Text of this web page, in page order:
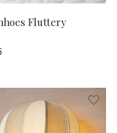
Fluttery